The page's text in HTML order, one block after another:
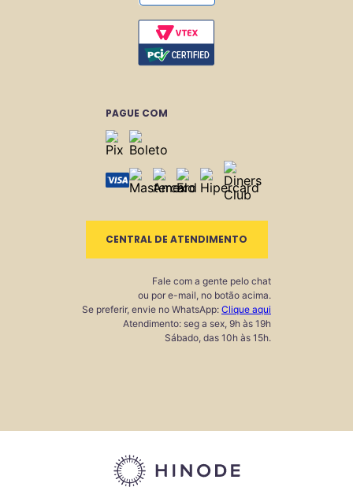
PAGUE COM
CENTRAL DE ATENDIMENTO
Fale com a gente pelo chat
ou por e-mail, no botão acima.
Se preferir, envie no WhatsApp: Clique aqui
Atendimento: seg a sex, 9h às 19h
Sábado, das 10h às 15h.